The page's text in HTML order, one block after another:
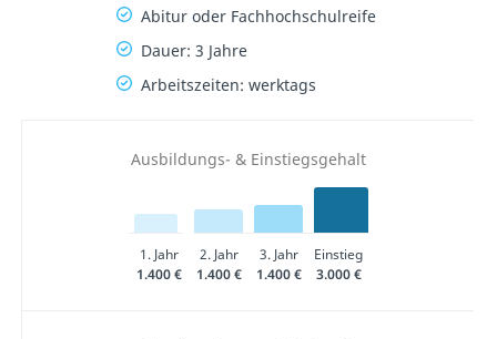
Abitur oder Fachhochschulreife
Dauer: 3 Jahre
Arbeitszeiten: werktags
Ausbildungs- & Einstiegsgehalt
1. Jahr 2. Jahr 3. Jahr
Einstieg
1.400 €
1.400 € 1.400 € 3.000 €